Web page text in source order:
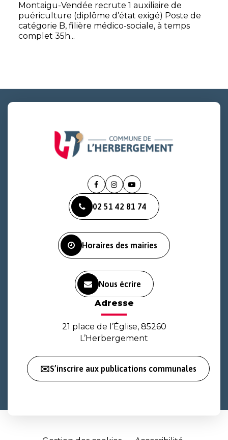
Montaigu-Vendée recrute 1 auxiliaire de
puériculture (diplôme d’état exigé) Poste de
catégorie B, filière médico-sociale, à temps
complet 35h...
Lien
le
compte
Lien
le
compte
Lien
la
chaîne
02 51 42 81 74
Horaires des mairies
Nous écrire
Adresse
21 place de l’Église, 85260
L’Herbergement
✉️S’inscrire aux publications communales